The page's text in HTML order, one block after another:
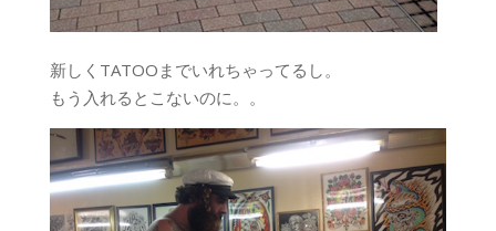
新しくTATOOまでいれちゃってるし。
もう入れるとこないのに。。